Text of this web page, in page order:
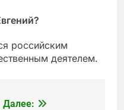
российским
деятелем.
Далее: